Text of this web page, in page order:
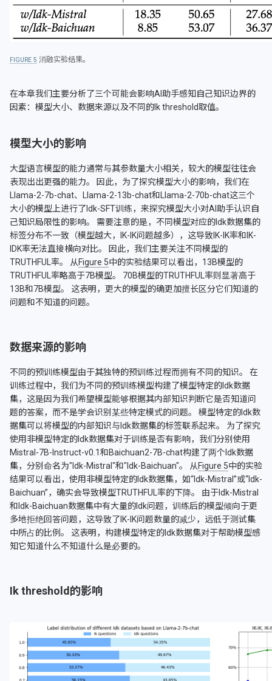
5 消融实验结果。
在本章我们主要分析了三个可能会影响AI助手感知自己知识边界的
因素：模型大小、数据来源以及不同的Ik threshold取值。
模型大小的影响
大型语言模型的能力通常与其参数量大小相关，较大的模型往往会
表现出出更强的能力。 因此，为了探究模型大小的影响，我们在
Llama-2-7b-chat、Llama-2-13b-chat和Llama-2-70b-chat这三个
大小的模型上进行了Idk-SFT训练，来探究模型大小对AI助手认识自
己知识局限性的影响。 需要注意的是，不同模型对应的Idk数据集的
标签分布不一致（模型越大，IK-IK问题越多），这导致IK-IK率和IK-
IDK率无法直接横向对比。 因此，我们主要关注不同模型的
TRUTHFUL率。 从 Figure 5中的实验结果可以看出，13B模型的
TRUTHFUL率略高于7B模型。 70B模型的TRUTHFUL率则显著高于
13B和7B模型。 这表明，更大的模型的确更加擅长区分它们知道的
问题和不知道的问题。
数据来源的影响
不同的预训练模型由于其独特的预训练过程而拥有不同的知识。 在
训练过程中，我们为不同的预训练模型构建了模型特定的Idk数据
集，这是因为我们希望模型能够根据其内部知识判断它是否知道问
题的答案，而不是学会识别某些特定模式的问题。 模型特定的Idk数
据集可以将模型的内部知识与Idk数据集的标签联系起来。 为了探究
使用非模型特定的Idk数据集对于训练是否有影响，我们分别使用
Mistral-7B-Instruct-v0.1和Baichuan2-7B-chat构建了两个Idk数据
集，分别命名为"Idk-Mistral"和"Idk-Baichuan"。 从 Figure 5中的实验
结果可以看出，使用非模型特定的Idk数据集，如“Idk-Mistral”或“Idk-
Baichuan”，确实会导致模型TRUTHFUL率的下降。 由于Idk-Mistral
和Idk-Baichuan数据集中有大量的Idk问题，训练后的模型倾向于更
多地拒绝回答问题，这导致了IK-IK问题数量的减少，远低于测试集
中所占的比例。 这表明，构建模型特定的Idk数据集对于帮助模型感
知它知道什么不知道什么是必要的。
Ik threshold的影响